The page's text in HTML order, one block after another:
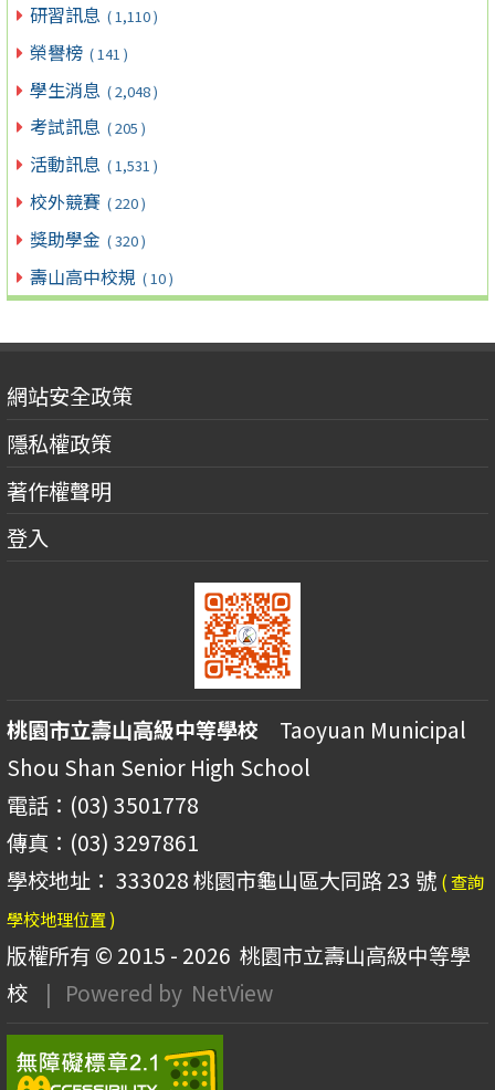
研習訊息 ( 1,110 )
榮譽榜 ( 141 )
學生消息 ( 2,048 )
考試訊息 ( 205 )
活動訊息 ( 1,531 )
校外競賽 ( 220 )
獎助學金 ( 320 )
壽山高中校規 ( 10 )
網站安全政策
隱私權政策
著作權聲明
登入
桃園市立壽山高級中等學校 Taoyuan Municipal
Shou Shan Senior High School
電話：(03) 3501778
傳真：(03) 3297861
學校地址： 333028 桃園市龜山區大同路 23 號 ( 查詢
學校地理位置 )
版權所有 © 2015 - 2026 桃園市立壽山高級中等學
校
| Powered by NetView